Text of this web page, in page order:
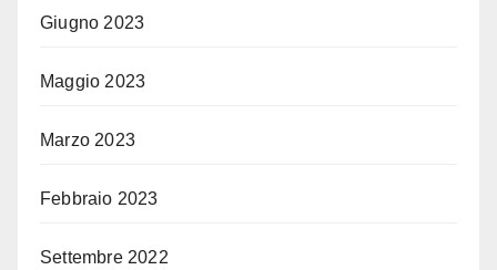
Giugno 2023
Maggio 2023
Marzo 2023
Febbraio 2023
Settembre 2022